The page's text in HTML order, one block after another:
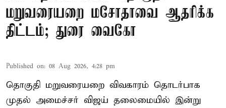
மறுவரையறை மசோதாவை ஆதரிக்க
திட்டம்; துரை வைகோ
Published on: 08 Aug 2026, 4:28 pm
தொகுதி மறுவரையறை விவகாரம் தொடர்பாக
முதல் அமைச்சர் விஜய் தலைமையில் இன்று